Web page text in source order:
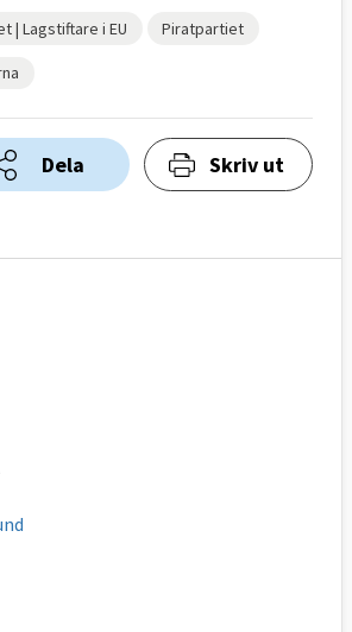
| Lagstiftare i EU
Piratpartiet
Dela Skriv ut